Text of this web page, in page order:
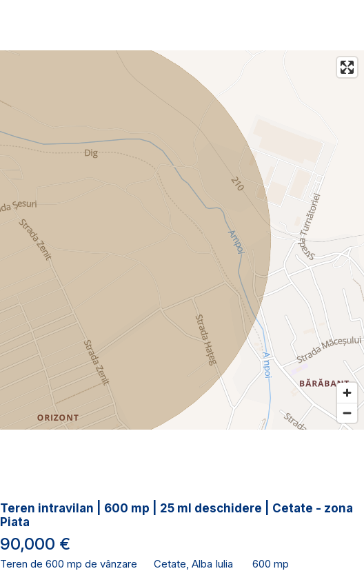
Teren intravilan | 600 mp | 25 ml deschidere | Cetate - zona
Piata
90,000 €
Teren de 600 mp de vânzare Cetate, Alba Iulia 600 mp